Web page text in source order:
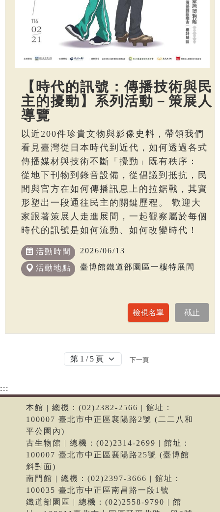
【時代的訊號：傳播技術與民
主的擾動】系列活動－策展人
導覽
以近200件珍貴文物與影像史料，帶領我們
看見臺灣從日本時代到近代，如何透過各式
傳播媒材與技術不斷「攪動」既有秩序：
從地下刊物到錄音設備，從倡議到抵抗，民
間與官方在如何傳播訊息上的拉鋸戰，其實
形塑出一段通往民主的關鍵歷程。 歡迎大
家跟著策展人走進展間，一起觀察屬於每個
時代的訊號是如何流動、如何改變時代！
活動時間 2026/06/13
活動地點 臺博館鐵道部園區一樓特展間
下一頁
:::
本館 | 總機：(02)2382-2566 | 館址：
100007 臺北市中正區襄陽路2號 (二二八和
平公園內)
古生物館 | 總機：(02)2314-2699 | 館址：
100007 臺北市中正區襄陽路25號 (臺博館
斜對面)
南門館 | 總機：(02)2397-3666 | 館址：
100035 臺北市中正區南昌路一段1號
鐵道部園區 | 總機：(02)2558-9790 | 館